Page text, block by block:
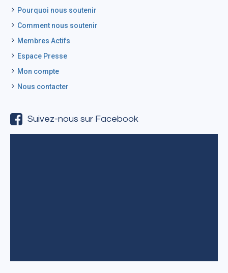
Pourquoi nous soutenir
Comment nous soutenir
Membres Actifs
Espace Presse
Mon compte
Nous contacter
Suivez-nous sur Facebook